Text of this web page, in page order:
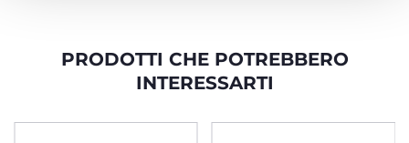
PRODOTTI CHE POTREBBERO
INTERESSARTI